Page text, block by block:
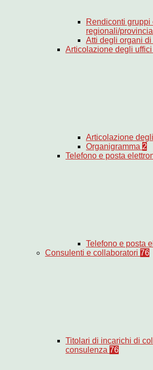
Rendiconti gruppi
regionali/
Atti degli organi
Articolazione degli uffici
Articolazione
Organigramma 2
Telefono e posta
Telefono e posta
Consulenti e collaboratori 76
Titolari di incarichi di
consulenza 76